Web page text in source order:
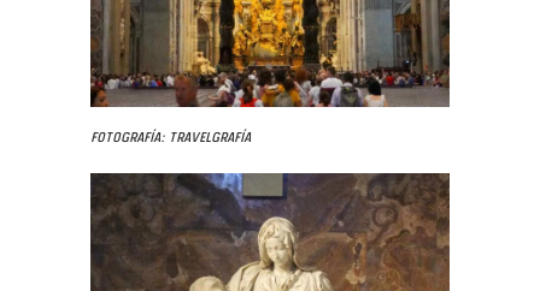
Fotografía: Travelgrafía